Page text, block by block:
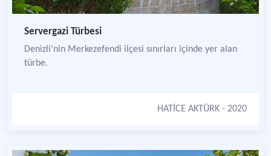
Servergazi Türbesi
Denizli’nin Merkezefendi ilçesi sınırları içinde yer alan
türbe.
HATİCE AKTÜRK - 2020